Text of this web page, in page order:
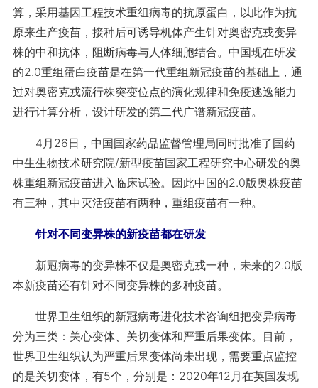
算，采用基因工程技术重组病毒的抗原蛋白，以此作为抗
原来生产疫苗，接种后可诱导机体产生针对奥密克戎变异
株的中和抗体，阻断病毒与人体细胞结合。中国现在研发
的2.0重组蛋白疫苗是在第一代重组新冠疫苗的基础上，通
过对奥密克戎流行株突变位点的演化规律和免疫逃逸能力
进行计算分析，设计研发的第二代广谱新冠疫苗。
4月26日，中国国家药品监督管理局同时批准了国药
中生生物技术研究院/新型疫苗国家工程研究中心研发的奥
株重组新冠疫苗进入临床试验。因此中国的2.0版奥株疫苗
有三种，其中灭活疫苗有两种，重组疫苗有一种。
针对不同变异株的新疫苗都在研发
新冠病毒的变异株不仅是奥密克戎一种，未来的2.0版
本新疫苗还有针对不同变异株的多种疫苗。
世界卫生组织的新冠病毒进化技术咨询组把变异病毒
分为三类：关心变体、关切变体和严重后果变体。目前，
世界卫生组织认为严重后果变体尚未出现，需要重点监控
的是关切变体，有5个，分别是：2020年12月在英国发现